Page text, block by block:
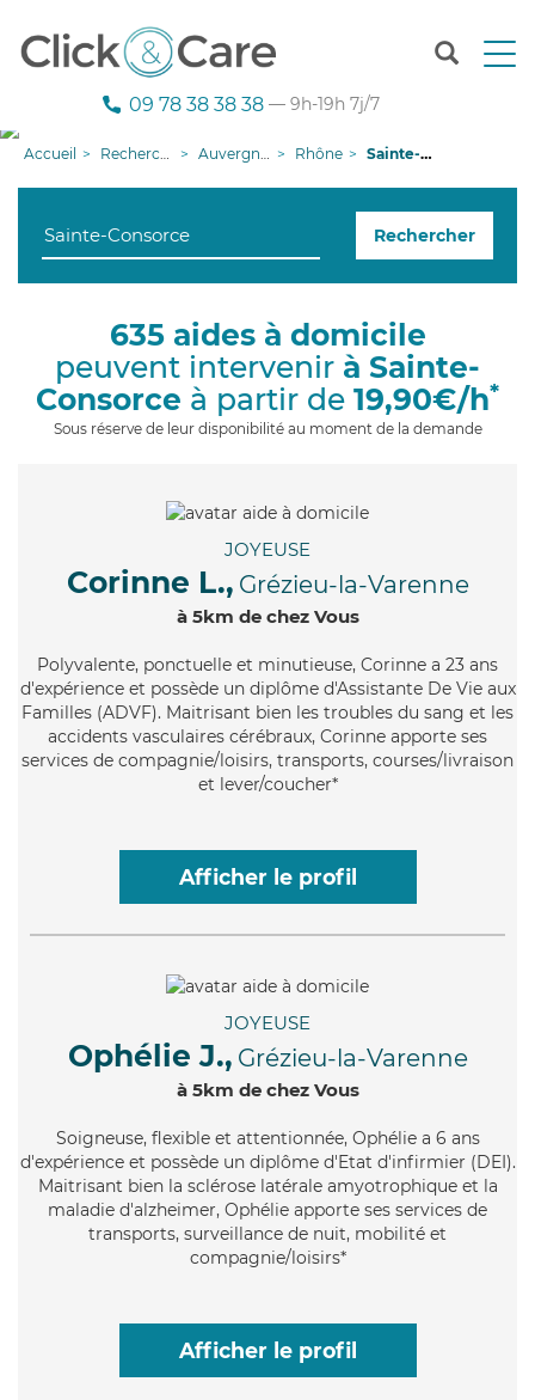
T
n
g
o
09 78 38 38 38 — 9h-19h 7j/7
Accueil Recherche aide à domicile Auvergne-Rhône-Alpes Rhône Sainte-Consorce
Rechercher
635 aides à domicile
peuvent intervenir à Sainte-
Consorce à partir de 19,90€/h*
Sous réserve de leur disponibilité au moment de la demande
JOYEUSE
Corinne L., Grézieu-la-Varenne
à 5km de chez Vous
Polyvalente, ponctuelle et minutieuse, Corinne a 23 ans
d'expérience et possède un diplôme d'Assistante De Vie aux
Familles (ADVF). Maitrisant bien les troubles du sang et les
accidents vasculaires cérébraux, Corinne apporte ses
services de compagnie/loisirs, transports, courses/livraison
et lever/coucher*
Afficher le profil
JOYEUSE
Ophélie J., Grézieu-la-Varenne
à 5km de chez Vous
Soigneuse, flexible et attentionnée, Ophélie a 6 ans
d'expérience et possède un diplôme d'Etat d'infirmier (DEI).
Maitrisant bien la sclérose latérale amyotrophique et la
maladie d'alzheimer, Ophélie apporte ses services de
transports, surveillance de nuit, mobilité et
compagnie/loisirs*
Afficher le profil